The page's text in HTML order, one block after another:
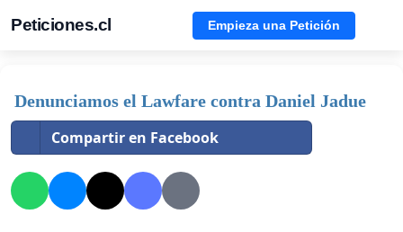
Peticiones.cl Empieza una Petición
Denunciamos el Lawfare contra Daniel Jadue
Compartir en Facebook